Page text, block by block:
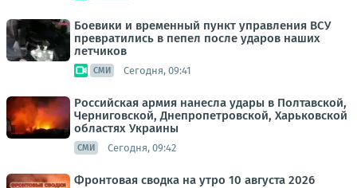
Боевики и временный пункт управления ВСУ
превратились в пепел после ударов наших
летчиков
СМИ Сегодня, 09:41
Российская армия нанесла удары в Полтавской,
Черниговской, Днепропетровской, Харьковской
областях Украины
СМИ Сегодня, 09:42
Фронтовая сводка на утро 10 августа 2026